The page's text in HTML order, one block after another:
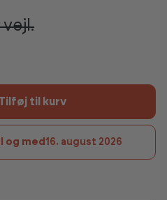
vejl.
til kurv
og med 16. august 2026